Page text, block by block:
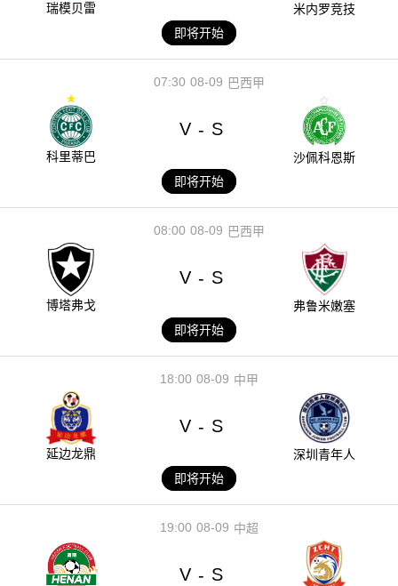
瑞模贝雷
米内罗竞技
即将开始
08-09
07:30 巴西甲
科里蒂巴
V - S
沙佩科恩斯
即将开始
08-09
08:00 巴西甲
博塔弗戈
V - S
弗鲁米嫩塞
即将开始
08-09
18:00 中甲
延边龙鼎
V - S
深圳青年人
即将开始
08-09
19:00 中超
V - S